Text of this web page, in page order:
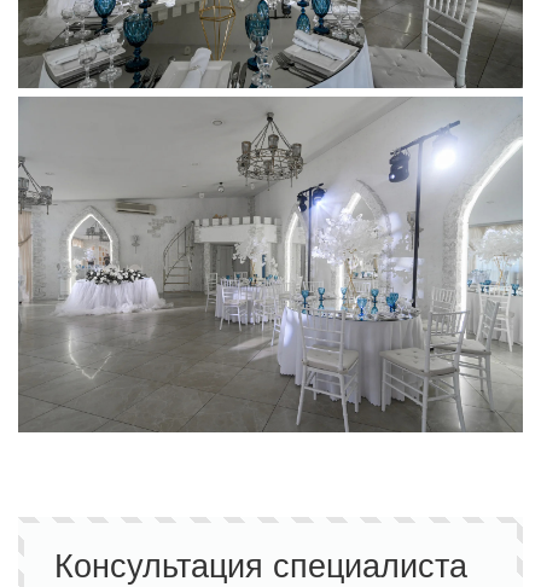
Консультация специалиста